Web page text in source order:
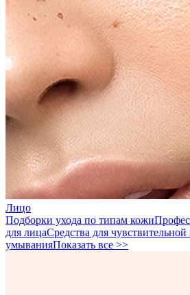
Лицо
Подборки ухода по типам кожи
для лицаСредства для
умыванияПоказать все >>